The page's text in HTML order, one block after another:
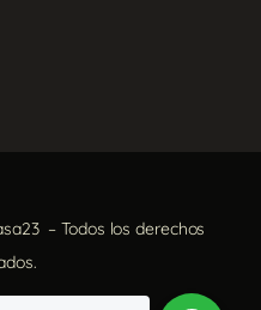
– Todos los derechos